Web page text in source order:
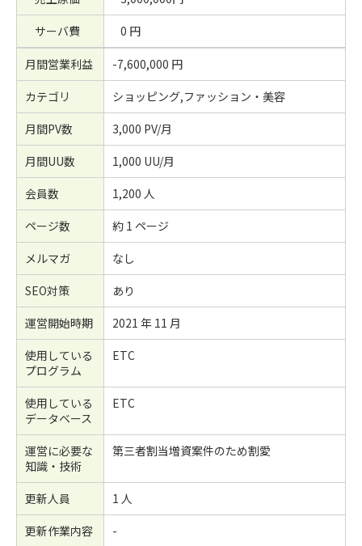
サーバ費
0 円
月間営業利益
-7,600,000 円
カテゴリ
ショッピング,ファッション・美容
月間PV数
3,000 PV/月
月間UU数
1,000 UU/月
会員数
1,200 人
ページ数
約 1 ページ
メルマガ
なし
SEO対策
あり
運営開始時期
2021 年 11 月
使用している
プログラム
ETC
使用している
データベース
ETC
運営に必要な
知識・技術
第三者割当増資案件のため割愛
更新人員
1 人
更新作業内容
-